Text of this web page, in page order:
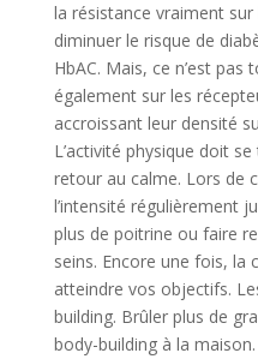
la résistance vraiment
diminuer le risque de
HbAC. Mais, ce n’est
également sur les
accroissant leur densité
L’activité physique doit
retour au calme. Lors de
l’intensité régulièrement
plus de poitrine ou faire
seins. Encore une fois, la
atteindre vos objectifs.
building. Brûler plus de
body-building à la